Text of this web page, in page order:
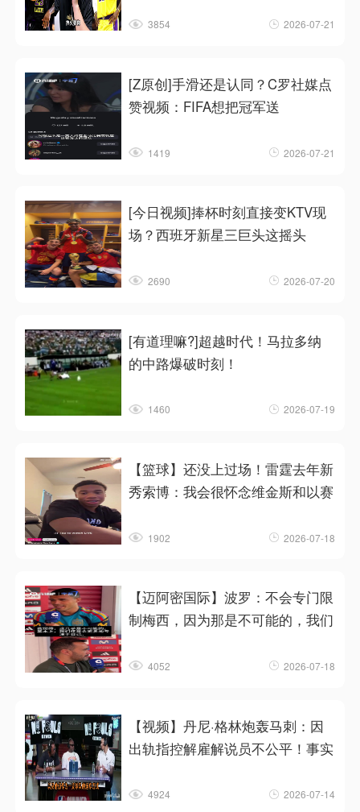
3854 2026-07-21
[Z原创]手滑还是认同？C罗社媒点
赞视频：FIFA想把冠军送
1419 2026-07-21
[今日视频]捧杯时刻直接变KTV现
场？西班牙新星三巨头这摇头
2690 2026-07-20
[有道理嘛?]超越时代！马拉多纳
的中路爆破时刻！
1460 2026-07-19
【篮球】还没上过场！雷霆去年新
秀索博：我会很怀念维金斯和以赛
1902 2026-07-18
【迈阿密国际】波罗：不会专门限
制梅西，因为那是不可能的，我们
4052 2026-07-18
【视频】丹尼·格林炮轰马刺：因
出轨指控解雇解说员不公平！事实
4924 2026-07-14